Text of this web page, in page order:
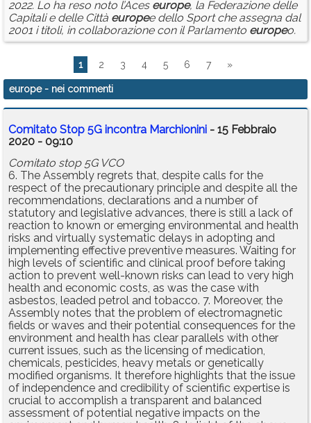
2022. Lo ha reso noto l’Aces europe, la Federazione delle
Capitali e delle Città europee dello Sport che assegna dal
2001 i titoli, in collaborazione con il Parlamento europeo.
1 2 3 4 5 6 7 »
europe- nei commenti
Comitato Stop 5G incontra Marchionini - 15 Febbraio
2020 - 09:10
Comitato stop 5G VCO
6. The Assembly regrets that, despite calls for the
respect of the precautionary principle and despite all the
recommendations, declarations and a number of
statutory and legislative advances, there is still a lack of
reaction to known or emerging environmental and health
risks and virtually systematic delays in adopting and
implementing effective preventive measures. Waiting for
high levels of scientific and clinical proof before taking
action to prevent well-known risks can lead to very high
health and economic costs, as was the case with
asbestos, leaded petrol and tobacco. 7. Moreover, the
Assembly notes that the problem of electromagnetic
fields or waves and their potential consequences for the
environment and health has clear parallels with other
current issues, such as the licensing of medication,
chemicals, pesticides, heavy metals or genetically
modified organisms. It therefore highlights that the issue
of independence and credibility of scientific expertise is
crucial to accomplish a transparent and balanced
assessment of potential negative impacts on the